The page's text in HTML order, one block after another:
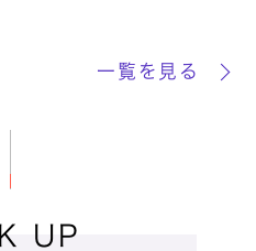
一覧を見る
UP